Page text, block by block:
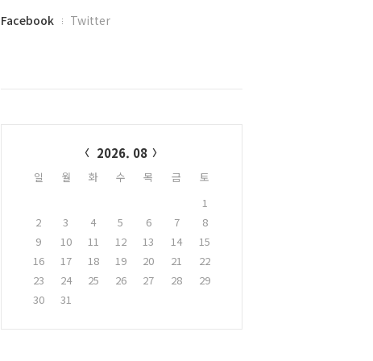
글
페
Facebook Twitter
2026. 08
일 월 화 수 목 금
토
1
2
3 4 5 6 7
8
9
10 11 12 13 14
15
16
17 18 19 20 21
22
23
24 25 26 27 28
29
30
31